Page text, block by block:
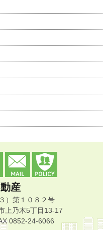
産
）第１０８２号
上乃木5丁目13-17
0852-24-6066